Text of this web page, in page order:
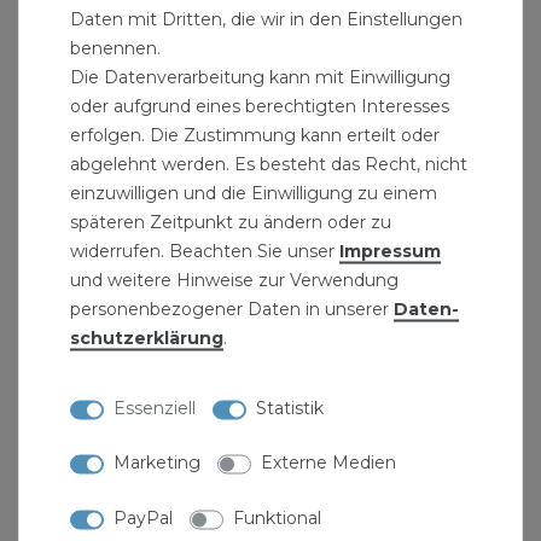
übliche Abwässer im Bereich ph2 bis ph12
beständig. In Sonderfällen ist die chemische
Beständigkeit dem Beiblatt der DIN 8078 zu
entnehmen. Sie dürfen nicht verwendet werden
für Leitungen, die benzin- und benzolhaltige
Abwässer führen. Eine Verlegung im Erdreich ist
ebenfalls unzulässig. Es gelten die
Einsatzbereiche der DIN 1986 Teil 4.
Qualitätsgarantie:
Produktdaten:
HT-Rohr Bogen
Rohrgrösse: DN75
Abstand - Z1: 23mm
Daten mit Dritten, die wir in den Einstellungen
benennen.
Die Datenverarbeitung kann mit Einwilligung
oder aufgrund eines berechtigten Interesses
erfolgen. Die Zustimmung kann erteilt oder
abgelehnt werden. Es besteht das Recht, nicht
einzuwilligen und die Einwilligung zu einem
späteren Zeitpunkt zu ändern oder zu
widerrufen. Beachten Sie unser Impressum
und weitere Hinweise zur Verwendung
personenbezogener Daten in unserer Daten­
schutz­erklärung.
Essenziell Statistik
Marketing Externe Medien
PayPal Funktional